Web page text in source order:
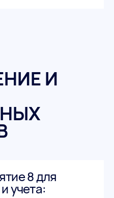
И
8 для
учета: